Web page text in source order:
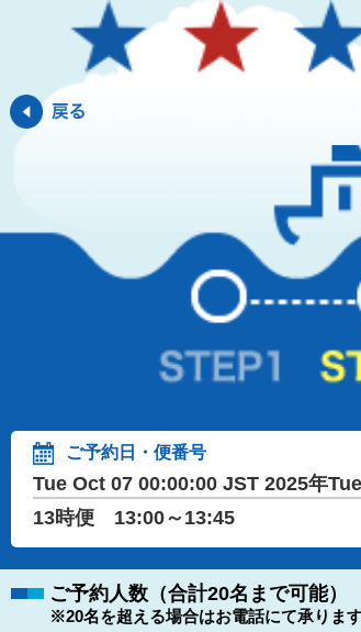
ご予約日・便番号
Tue Oct 07 00:00:00 JST 2025年
13時便 13:00～13:45
ご予約人数（合計20名まで可能）
※20名を超える場合はお電話にて承ります